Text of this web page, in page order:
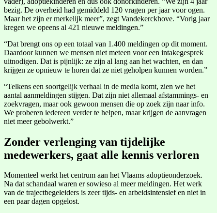
bezig. De overheid had gemiddeld 120 vragen per jaar voor ogen.
Maar het zijn er merkelijk meer”, zegt Vandekerckhove. “Vorig jaar
kregen we opeens al 421 nieuwe meldingen.”
“Dat brengt ons op een totaal van 1.400 meldingen op dit moment.
Daardoor kunnen we mensen niet meteen voor een intakegesprek
uitnodigen. Dat is pijnlijk: ze zijn al lang aan het wachten, en dan
krijgen ze opnieuw te horen dat ze niet geholpen kunnen worden.”
“Telkens een soortgelijk verhaal in de media komt, zien we het
aantal aanmeldingen stijgen. Dat zijn niet allemaal afstammings- en
zoekvragen, maar ook gewoon mensen die op zoek zijn naar info.
We proberen iedereen verder te helpen, maar krijgen de aanvragen
niet meer gebolwerkt.”
Zonder verlenging van tijdelijke
medewerkers, gaat alle kennis verloren
Momenteel werkt het centrum aan het Vlaams adoptieonderzoek.
Na dat schandaal waren er sowieso al meer meldingen. Het werk
van de trajectbegeleiders is zeer tijds- en arbeidsintensief en niet in
een paar dagen opgelost.